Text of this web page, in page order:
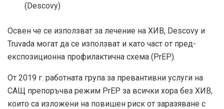
(Descovy)
Освен че се използват за лечение на ХИВ, Descovy и
Truvada могат да се използват и като част от пред-
експозиционна профилактична схема (PrEP).
От 2019 г. работната група за превантивни услуги на
САЩ препоръчва режим PrEP за всички хора без ХИВ,
които са изложени на повишен риск от заразяване с